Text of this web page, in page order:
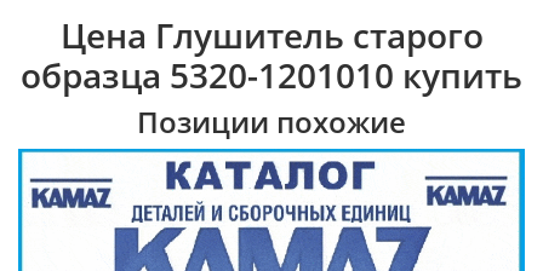
Цена Глушитель старого
образца 5320-1201010 купить
Позиции похожие